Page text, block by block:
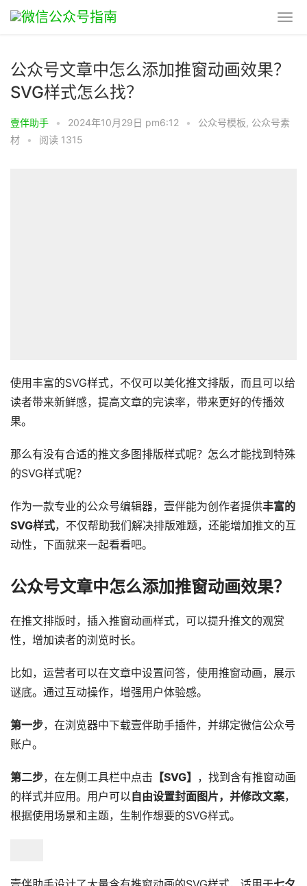
公众号文章中怎么添加推窗动画效果？
SVG样式怎么找？
壹伴助手 • 2024年10月29日 pm6:12 • 公众号模板, 公众号素
材
• 阅读 1315
使用丰富的SVG样式，不仅可以美化推文排版，而且可以给
读者带来新鲜感，提高文章的完读率，带来更好的传播效
果。
那么有没有合适的推文多图排版样式呢？怎么才能找到特殊
的SVG样式呢？
作为一款专业的公众号编辑器，壹伴能为创作者提供丰富的
SVG样式，不仅帮助我们解决排版难题，还能增加推文的互
动性，下面就来一起看看吧。
公众号文章中怎么添加推窗动画效果？
在推文排版时，插入推窗动画样式，可以提升推文的观赏
性，增加读者的浏览时长。
比如，运营者可以在文章中设置问答，使用推窗动画，展示
谜底。通过互动操作，增强用户体验感。
第一步，在浏览器中下载壹伴助手插件，并绑定微信公众号
账户。
第二步，在左侧工具栏中点击 【SVG】
，找到含有推窗动画
的样式并应用。用户可以 自由设置封面图片，并修改文案，
根据使用场景和主题，生制作想要的SVG样式。